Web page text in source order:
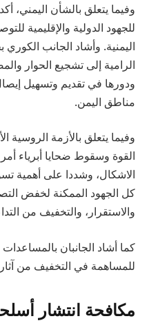
وفيما يتعلق بالشأن اليمني،
للجهود الدولية والإقليمية
اليمنية. وأشاد الجانب الكوري
الرامية إلى تشجيع الحوار
ودورها في تقديم وتسهيل
مناطق اليمن.
وفيما يتعلق بالأزمة الروسية
القوة وسقوط ضحايا أبرياء
الاشكال، وشددا على أهمية
كل الجهود الممكنة لخفض
والاستقرار، والتخفيف من
كما أشاد الجانبان بالمساعدات
للمساهمة في التخفيف من آثار
مكافحة انتشار